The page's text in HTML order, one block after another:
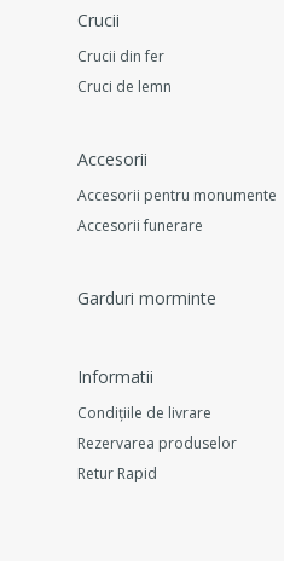
Crucii
Crucii din fer
Cruci de lemn
Accesorii
Accesorii pentru monumente
Accesorii funerare
Garduri morminte
Informatii
Condițiile de livrare
Rezervarea produselor
Retur Rapid